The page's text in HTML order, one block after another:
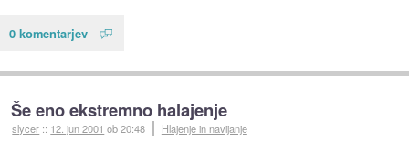
0 komentarjev
Še eno ekstremno halajenje
slycer :: 12. jun 2001 ob 20:48 Hlajenje in navijanje